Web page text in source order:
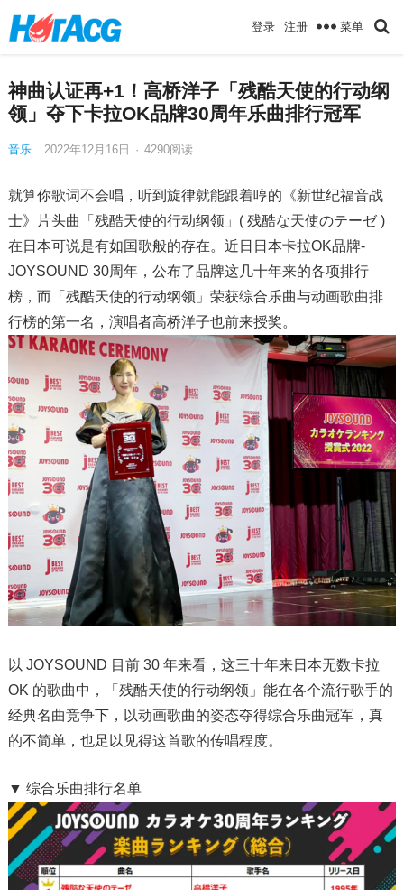
登录 注册 菜单
神曲认证再+1！高桥洋子「残酷天使的行动纲
领」夺下卡拉OK品牌30周年乐曲排行冠军
音乐 2022年12月16日 · 4290阅读
就算你歌词不会唱，听到旋律就能跟着哼的《新世纪福音战
士》片头曲「残酷天使的行动纲领」( 残酷な天使のテーゼ )
在日本可说是有如国歌般的存在。近日日本卡拉OK品牌-
JOYSOUND 30周年，公布了品牌这几十年来的各项排行
榜，而「残酷天使的行动纲领」荣获综合乐曲与动画歌曲排
行榜的第一名，演唱者高桥洋子也前来授奖。
以 JOYSOUND 目前 30 年来看，这三十年来日本无数卡拉
OK 的歌曲中，「残酷天使的行动纲领」能在各个流行歌手的
经典名曲竞争下，以动画歌曲的姿态夺得综合乐曲冠军，真
的不简单，也足以见得这首歌的传唱程度。
▼ 综合乐曲排行名单